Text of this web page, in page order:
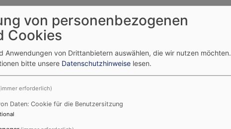
von personenbezogenen
Cookies
Anwendungen von Drittanbietern auswählen, die wir nutzen möchten.
bitte unsere Datenschutzhinweise lesen.
erforderlich)
Daten: Cookie für die Benutzersitzung